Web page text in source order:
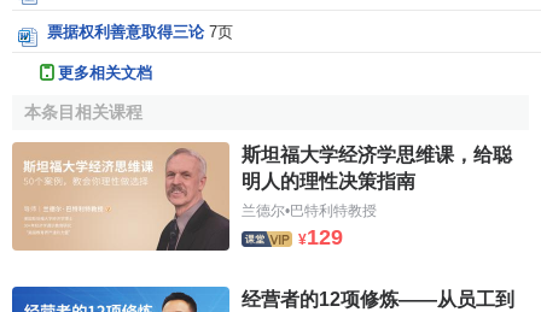
票据权利善意取得三论 7页
更多相关文档
本条目相关课程
斯坦福大学经济学思维课，给聪
明人的理性决策指南
兰德尔•巴特利特教授
¥129
经营者的12项修炼——从员工到